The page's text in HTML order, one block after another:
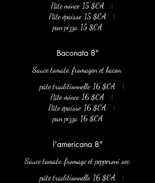
Pâte mince 15 $CA
Pâte épaisse 15 $CA
pan pizza 15 $CA
Baconata 8"
Sauce tomate, fromagen et bacon.
pâte traditionnelle 16 $CA
Pâte mince 16 $CA
Pâte épaisse 16 $CA
pan pizza 16 $CA
l'americana 8"
Sauce tomate, fromage et pepperoni sec.
pâte traditionnelle 16 $CA